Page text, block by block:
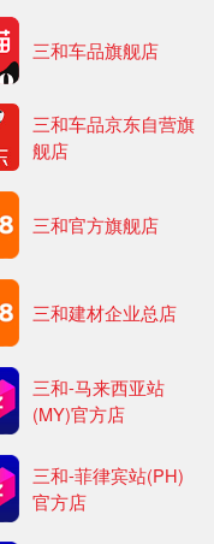
三和车品旗舰店
三和车品京东自营旗
舰店
三和官方旗舰店
三和建材企业总店
三和-马来西亚站
(MY)官方店
三和-菲律宾站(PH)
官方店